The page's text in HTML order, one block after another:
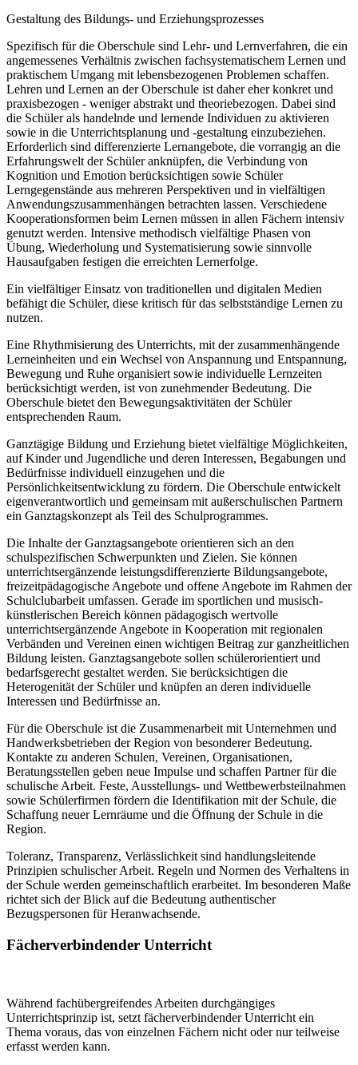
Gestaltung des Bildungs- und Erziehungsprozesses
Spezifisch für die Oberschule sind Lehr- und Lernverfahren, die ein
angemessenes Verhältnis zwischen fachsystematischem Lernen und
praktischem Umgang mit lebensbezogenen Problemen schaffen.
Lehren und Lernen an der Oberschule ist daher eher konkret und
praxisbezogen - weniger abstrakt und theoriebezogen. Dabei sind
die Schüler als handelnde und lernende Individuen zu aktivieren
sowie in die Unterrichtsplanung und -gestaltung einzubeziehen.
Erforderlich sind differenzierte Lernangebote, die vorrangig an die
Erfahrungswelt der Schüler anknüpfen, die Verbindung von
Kognition und Emotion berücksichtigen sowie Schüler
Lerngegenstände aus mehreren Perspektiven und in vielfältigen
Anwendungszusammenhängen betrachten lassen. Verschiedene
Kooperationsformen beim Lernen müssen in allen Fächern intensiv
genutzt werden. Intensive methodisch vielfältige Phasen von
Übung, Wiederholung und Systematisierung sowie sinnvolle
Hausaufgaben festigen die erreichten Lernerfolge.
Ein vielfältiger Einsatz von traditionellen und digitalen Medien
befähigt die Schüler, diese kritisch für das selbstständige Lernen zu
nutzen.
Eine Rhythmisierung des Unterrichts, mit der zusammenhängende
Lerneinheiten und ein Wechsel von Anspannung und Entspannung,
Bewegung und Ruhe organisiert sowie individuelle Lernzeiten
berücksichtigt werden, ist von zunehmender Bedeutung. Die
Oberschule bietet den Bewegungsaktivitäten der Schüler
entsprechenden Raum.
Ganztägige Bildung und Erziehung bietet vielfältige Möglichkeiten,
auf Kinder und Jugendliche und deren Interessen, Begabungen und
Bedürfnisse individuell einzugehen und die
Persönlichkeitsentwicklung zu fördern. Die Oberschule entwickelt
eigenverantwortlich und gemeinsam mit außerschulischen Partnern
ein Ganztagskonzept als Teil des Schulprogrammes.
Die Inhalte der Ganztagsangebote orientieren sich an den
schulspezifischen Schwerpunkten und Zielen. Sie können
unterrichtsergänzende leistungsdifferenzierte Bildungsangebote,
freizeitpädagogische Angebote und offene Angebote im Rahmen der
Schulclubarbeit umfassen. Gerade im sportlichen und musisch-
künstlerischen Bereich können pädagogisch wertvolle
unterrichtsergänzende Angebote in Kooperation mit regionalen
Verbänden und Vereinen einen wichtigen Beitrag zur ganzheitlichen
Bildung leisten. Ganztagsangebote sollen schülerorientiert und
bedarfsgerecht gestaltet werden. Sie berücksichtigen die
Heterogenität der Schüler und knüpfen an deren individuelle
Interessen und Bedürfnisse an.
Für die Oberschule ist die Zusammenarbeit mit Unternehmen und
Handwerksbetrieben der Region von besonderer Bedeutung.
Kontakte zu anderen Schulen, Vereinen, Organisationen,
Beratungsstellen geben neue Impulse und schaffen Partner für die
schulische Arbeit. Feste, Ausstellungs- und Wettbewerbsteilnahmen
sowie Schülerfirmen fördern die Identifikation mit der Schule, die
Schaffung neuer Lernräume und die Öffnung der Schule in die
Region.
Toleranz, Transparenz, Verlässlichkeit sind handlungsleitende
Prinzipien schulischer Arbeit. Regeln und Normen des Verhaltens in
der Schule werden gemeinschaftlich erarbeitet. Im besonderen Maße
richtet sich der Blick auf die Bedeutung authentischer
Bezugspersonen für Heranwachsende.
Fächerverbindender Unterricht
Während fachübergreifendes Arbeiten durchgängiges
Unterrichtsprinzip ist, setzt fächerverbindender Unterricht ein
Thema voraus, das von einzelnen Fächern nicht oder nur teilweise
erfasst werden kann.